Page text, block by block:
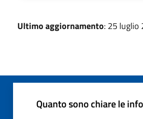
Ultimo aggiornamento: 25 luglio
Quanto sono chiare le